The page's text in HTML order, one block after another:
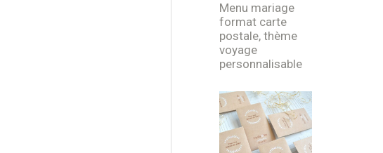
Menu mariage
format carte
postale, thème
voyage
personnalisable